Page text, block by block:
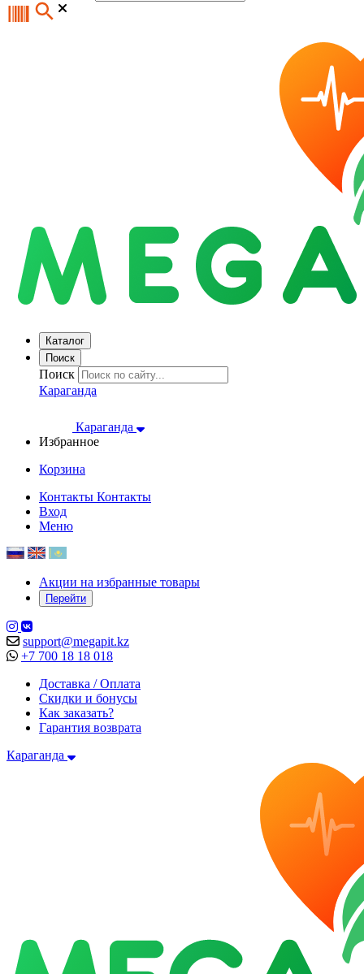
Каталог
Поиск
Поиск
Караганда
Караганда
Избранное
Корзина
Контакты Контакты
Вход
Меню
Акции на избранные товары
Перейти
support@megapit.kz
+7 700 18 18 018
Доставка / Оплата
Скидки и бонусы
Как заказать?
Гарантия возврата
Караганда